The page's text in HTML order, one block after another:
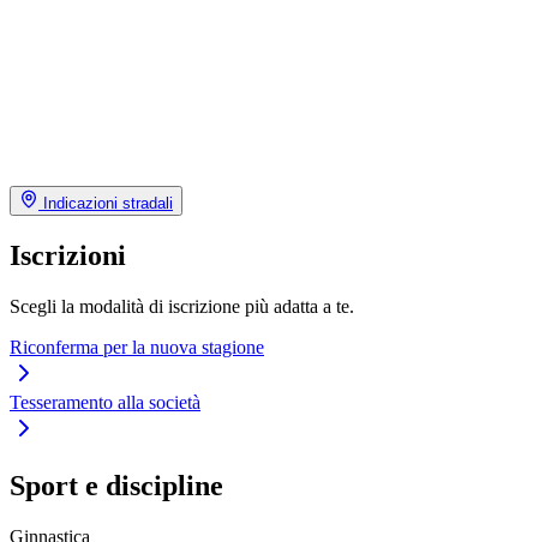
Indicazioni stradali
Iscrizioni
Scegli la modalità di iscrizione più adatta a te.
Riconferma per la nuova stagione
Tesseramento alla società
Sport e discipline
Ginnastica